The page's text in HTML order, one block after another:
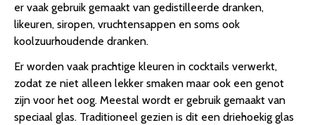
er vaak gebruik gemaakt van gedistilleerde dranken,
likeuren, siropen, vruchtensappen en soms ook
koolzuurhoudende dranken.
Er worden vaak prachtige kleuren in cocktails verwerkt,
zodat ze niet alleen lekker smaken maar ook een genot
zijn voor het oog. Meestal wordt er gebruik gemaakt van
speciaal glas. Traditioneel gezien is dit een driehoekig glas